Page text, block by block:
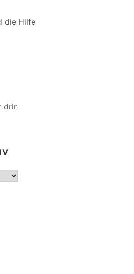
die Hilfe
drin